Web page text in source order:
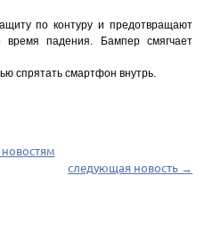
по контуру и предотвращают
время падения. Бампер смягчает
спрятать смартфон внутрь.
следующая новость →